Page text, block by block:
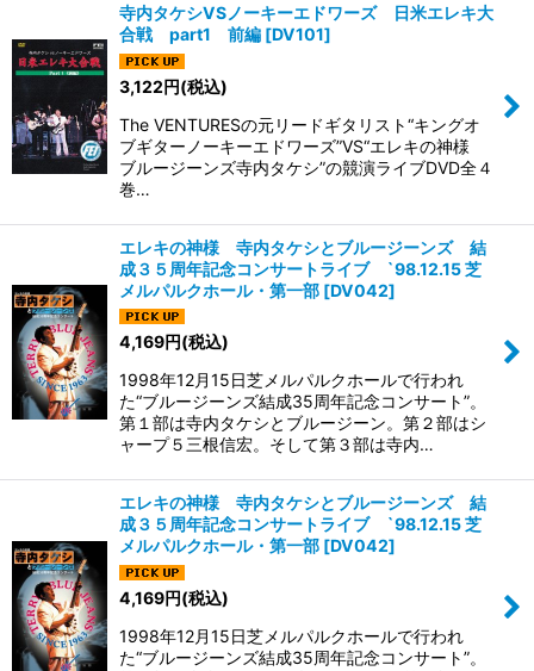
寺内タケシVSノーキーエドワーズ 日米エレキ大
合戦 part1 前編 [DV101]
3,122円(税込)
The VENTURESの元リードギタリスト“キングオ
ブギターノーキーエドワーズ”VS“エレキの神様
ブルージーンズ寺内タケシ”の競演ライブDVD全４
巻…
エレキの神様 寺内タケシとブルージーンズ 結
成３５周年記念コンサートライブ `98.12.15 芝
メルパルクホール・第一部 [DV042]
4,169円(税込)
1998年12月15日芝メルパルクホールで行われ
た“ブルージーンズ結成35周年記念コンサート”。
第１部は寺内タケシとブルージーン。第２部はシ
ャープ５三根信宏。そして第３部は寺内…
エレキの神様 寺内タケシとブルージーンズ 結
成３５周年記念コンサートライブ `98.12.15 芝
メルパルクホール・第一部 [DV042]
4,169円(税込)
1998年12月15日芝メルパルクホールで行われ
た“ブルージーンズ結成35周年記念コンサート”。